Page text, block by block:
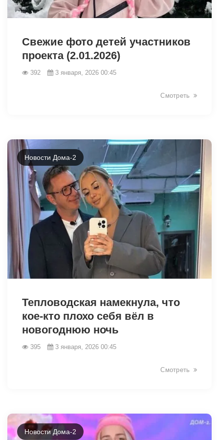
Свежие фото детей участников
проекта (2.01.2026)
392 3 января, 2026 00:45
Смотреть
26906
Новости Дома-2
Тепловодская намекнула, что
кое-кто плохо себя вёл в
новогоднюю ночь
395 3 января, 2026 00:45
Смотреть
Новости Дома-2